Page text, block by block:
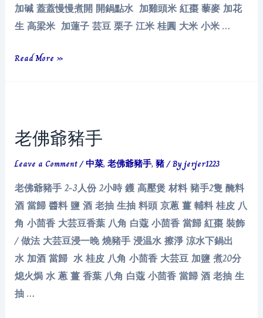
加碱 蓋蓋慢慢煮開 開鍋點水 加雞頭米 紅棗 藜麥 加花
生 高梁米 加蓮子 芸豆 栗子 江米 桂圓 大米 小米 …
臘
Read More »
老佛爺豬手
Leave a Comment/中菜,老佛爺豬手,豬/ Byjerjer1223
老佛爺豬手 2-3人份 2小時 鑊 高壓煲 材料 豬手2隻 醃料
酒 當歸 醬料 鹽 酒 老抽 生抽 料頭 京蔥 薑 輔料 桂皮 八
角 小茴香 大芸豆香葉 八角 白蔻 小茴香 當歸 紅棗 裝飾
/ 做法 大芸豆浸一晚 燒豬手 浸温水 擦淨 涼水下鍋出
水 加酒 當歸 水 桂皮 八角 小茴香 大芸豆 加鹽 煮20分
熄火焗 水 蔥 薑 香葉 八角 白蔻 小茴香 當歸 酒 老抽 生
抽 …